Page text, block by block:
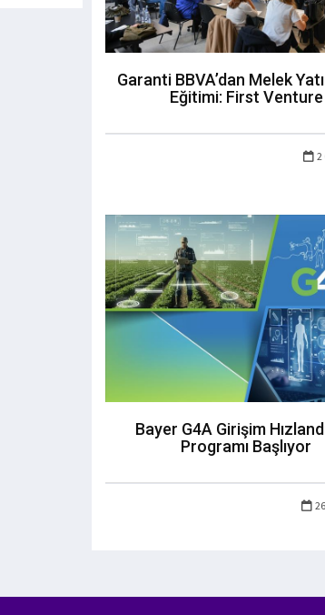
Garanti BBVA’dan Melek
Eğitimi: First Venture
2
Bayer G4A Girişim
Programı Başlıyor